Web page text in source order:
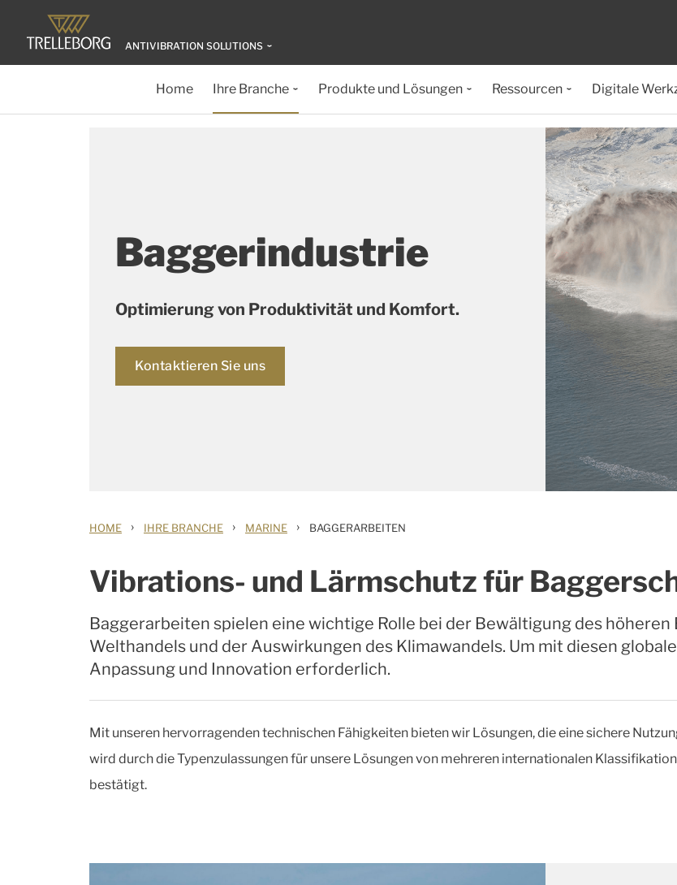
ANTIVIBRATION SOLUTIONS
Home Ihre Branche Produkte und Lösungen Ressourcen Digitale
Baggerindustrie
Optimierung von Produktivität und Komfort.
Kontaktieren Sie uns
HOME › IHRE BRANCHE › MARINE › BAGGERARBEITEN
Vibrations- und Lärmschutz für
Baggerarbeiten spielen eine wichtige Rolle bei der Bewältigung des
Welthandels und der Auswirkungen des Klimawandels. Um mit diesen
Anpassung und Innovation erforderlich.
Mit unseren hervorragenden technischen Fähigkeiten bieten wir Lösungen, die eine sichere
wird durch die Typenzulassungen für unsere Lösungen von mehreren internationalen
bestätigt.